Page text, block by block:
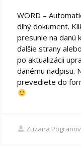
WORD –
dlhý dokument.
presunie na danú
ďalšie strany
po aktualizácii
danému nadpisu.
prevediete do
Zuzana